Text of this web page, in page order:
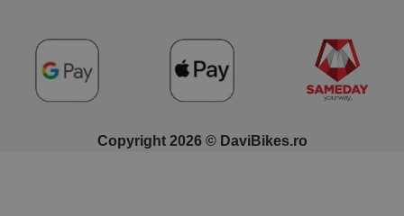
Copyright 2026 © DaviBikes.ro